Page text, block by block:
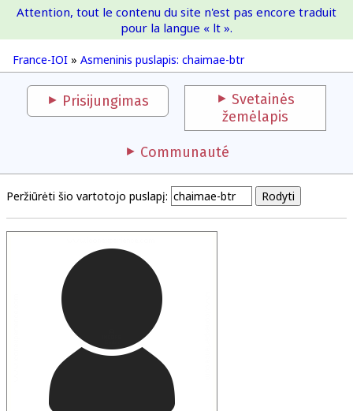
France-IOI
France-IOI » Asmeninis puslapis: chaimae-btr
Attention, tout le contenu du site n'est pas encore traduit
pour la langue « lt ».
Prisijungimas
Svetainės
žemėlapis
Communauté
Peržiūrėti šio vartotojo puslapį: